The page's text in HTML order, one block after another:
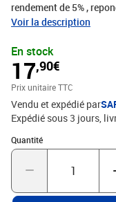
rendement de 5% ,
9001/14001, STMC, CE,
Garantie 100 %
Voir la description
En stock
17,90€
Prix unitaire TTC
Vendu et expédié par
Expédié sous 3 jours
Quantité
Quantité : 1